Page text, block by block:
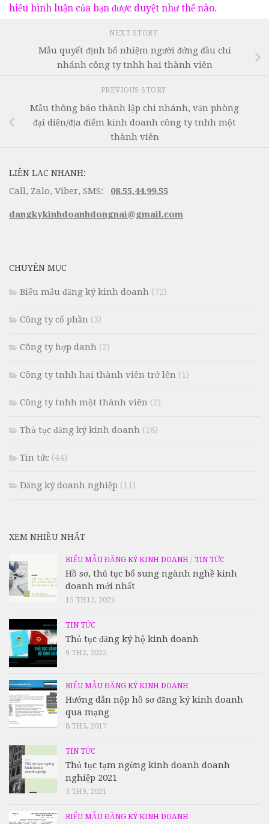
hiểu bình luận của bạn được duyệt như thế nào.
NEXT STORY
Mẫu quyết định bổ nhiệm người đứng đầu chi
nhánh công ty tnhh hai thành viên
PREVIOUS STORY
Mẫu thông báo thành lập chi nhánh, văn phòng
đại diện/địa điểm kinh doanh công ty tnhh một
thành viên
LIÊN LẠC NHANH:
Call, Zalo, Viber, SMS: 08.55.44.99.55
dangkykinhdoanhdongnai@gmail.com
CHUYÊN MỤC
Biểu mẫu đăng ký kinh doanh (72)
Công ty cổ phần (3)
Công ty hợp danh (2)
Công ty tnhh hai thành viên trở lên (1)
Công ty tnhh một thành viên (2)
Thủ tục đăng ký kinh doanh (18)
Tin tức (44)
Đăng ký doanh nghiệp (11)
XEM NHIỀU NHẤT
BIỂU MẪU ĐĂNG KÝ KINH DOANH / TIN TỨC
Hồ sơ, thủ tục bổ sung ngành nghề kinh
doanh mới nhất
15 TH12, 2021
TIN TỨC
Thủ tục đăng ký hộ kinh doanh
9 TH2, 2022
BIỂU MẪU ĐĂNG KÝ KINH DOANH
Hướng dẫn nộp hồ sơ đăng ký kinh doanh
qua mạng
8 TH5, 2017
TIN TỨC
Thủ tục tạm ngừng kinh doanh doanh
nghiệp 2021
3 TH9, 2021
BIỂU MẪU ĐĂNG KÝ KINH DOANH